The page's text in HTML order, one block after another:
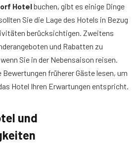
Hotelbuchen, gibt es einige Dinge
Sie die Lage des Hotels in Bezug
berücksichtigen. Zweitens
und Rabatten zu
Sie in der Nebensaison reisen.
früherer Gäste lesen, um
Hotel Ihren Erwartungen entspricht.
und